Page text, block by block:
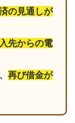
の見通しが
先からの電
再び借金が